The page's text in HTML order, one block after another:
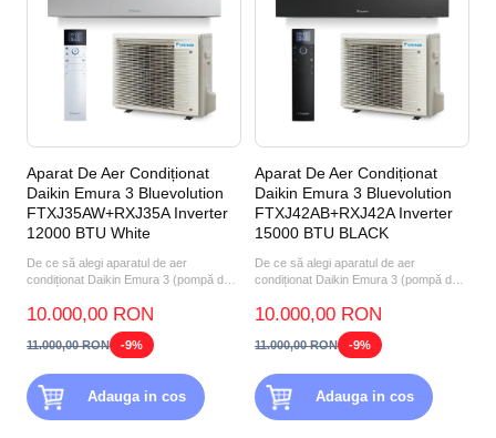
Aparat De Aer Condiționat
Daikin Emura 3 Bluevolution
FTXJ35AW+RXJ35A Inverter
12000 BTU White
De ce să alegi aparatul de aer
condiționat Daikin Emura 3 (pompă de
10.000,00 RON
11.000,00 RON -9%
Adauga in cos
Aparat De Aer Condiționat
Daikin Emura 3 Bluevolution
FTXJ42AB+RXJ42A Inverter
15000 BTU BLACK
De ce să alegi aparatul de aer
condiționat Daikin Emura 3 (pompă de
10.000,00 RON
11.000,00 RON -9%
Adauga in cos